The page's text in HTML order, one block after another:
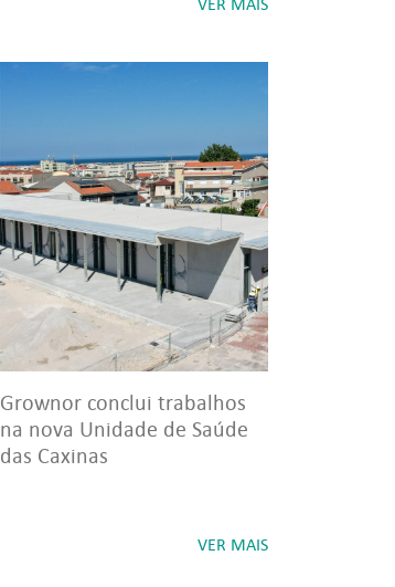
Grownor conclui trabalhos
na nova Unidade de Saúde
das Caxinas
VER MAIS